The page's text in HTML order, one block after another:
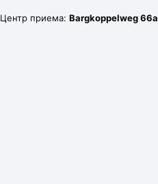
Центр приема: Bargkoppelweg 66а